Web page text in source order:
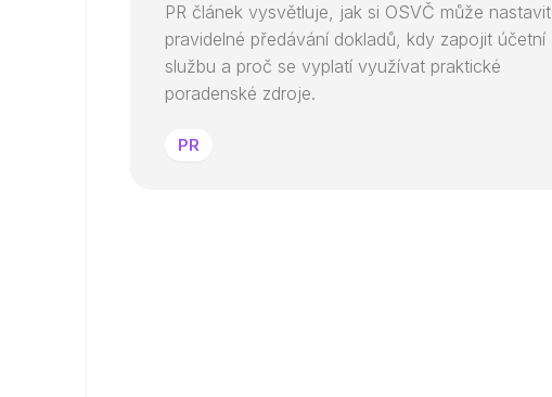
PR článek vysvětluje, jak si OSVČ může nastavit
pravidelné předávání dokladů, kdy zapojit účetní
službu a proč se vyplatí využívat praktické
poradenské zdroje.
PR